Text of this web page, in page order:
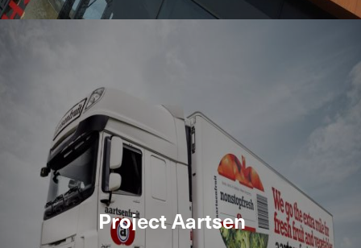
Project Aartsen